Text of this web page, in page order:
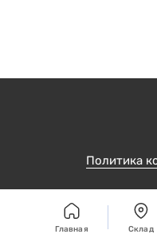
Главная Cклад
Политика